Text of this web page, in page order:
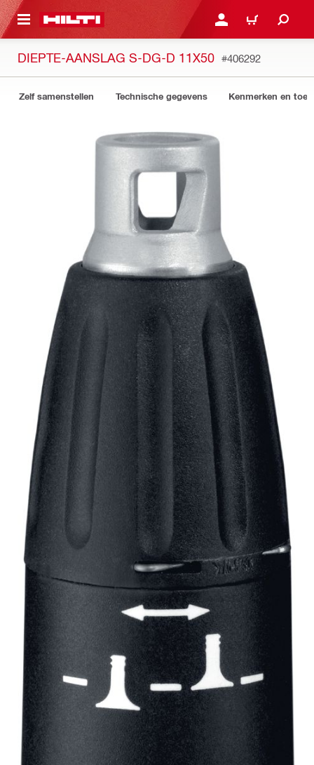
HOOFDINHOUD LOG IN OF REGISTREER
WINKELWAGEN
DIEPTE-AANSLAG S-DG-D 11X50 #406292
Zelf samenstellen Technische gegevens Kenmerken en